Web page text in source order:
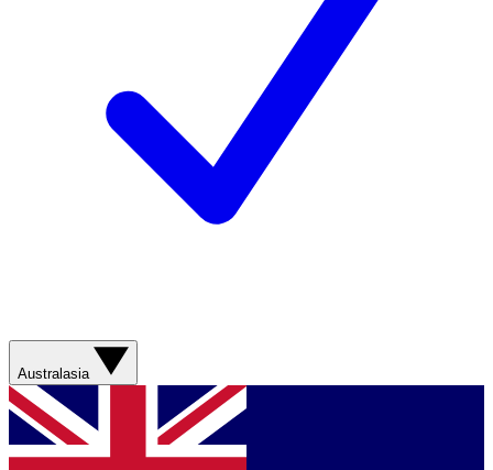
Australasia